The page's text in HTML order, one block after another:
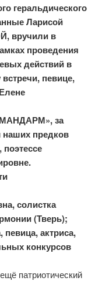
геральдического
Ларисой
вручили в
проведения
действий в
встречи, певице,
за
предков
солистка
(Тверь);
актриса,
конкурсов
патриотический